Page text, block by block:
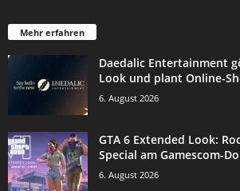
Mehr erfahren
Daedalic Entertainment
Look und plant Online-
6. August 2026
GTA 6 Extended Look:
Special am Gamescom-
6. August 2026